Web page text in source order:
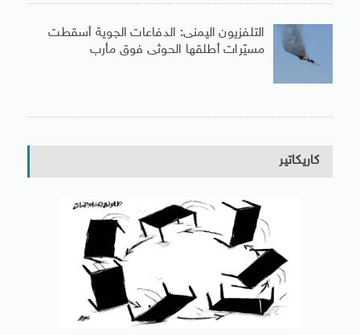
التلفزيون اليمنى: الدفاعات الجوية أسقطت
مسيّرات أطلقها الحوثى فوق مأرب
كاريكاتير